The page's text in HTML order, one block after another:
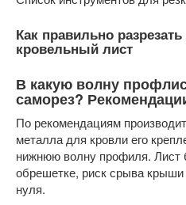
Как правильно
кровельный лист
В какую волну
саморез?
По рекомендациям
металла для кровли его
нижнюю волну профиля. Лист
обрешетке, риск срыва крыши
нуля.